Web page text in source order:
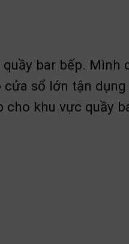
bar bếp. Mình
sổ lớn tận
khu vực quầy